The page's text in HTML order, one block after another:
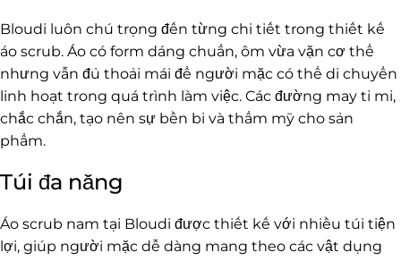
Bloudi luôn chú trọng đến từng chi tiết trong thiết kế
áo scrub. Áo có form dáng chuẩn, ôm vừa vặn cơ thể
nhưng vẫn đủ thoải mái để người mặc có thể di chuyển
linh hoạt trong quá trình làm việc. Các đường may tỉ mỉ,
chắc chắn, tạo nên sự bền bỉ và thẩm mỹ cho sản
phẩm.
Túi đa năng
Áo scrub nam tại Bloudi được thiết kế với nhiều túi tiện
lợi, giúp người mặc dễ dàng mang theo các vật dụng